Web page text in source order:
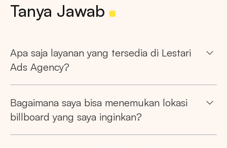
Tanya Jawab
Apa saja layanan yang tersedia di Lestari
Ads Agency?
Bagaimana saya bisa menemukan lokasi
billboard yang saya inginkan?